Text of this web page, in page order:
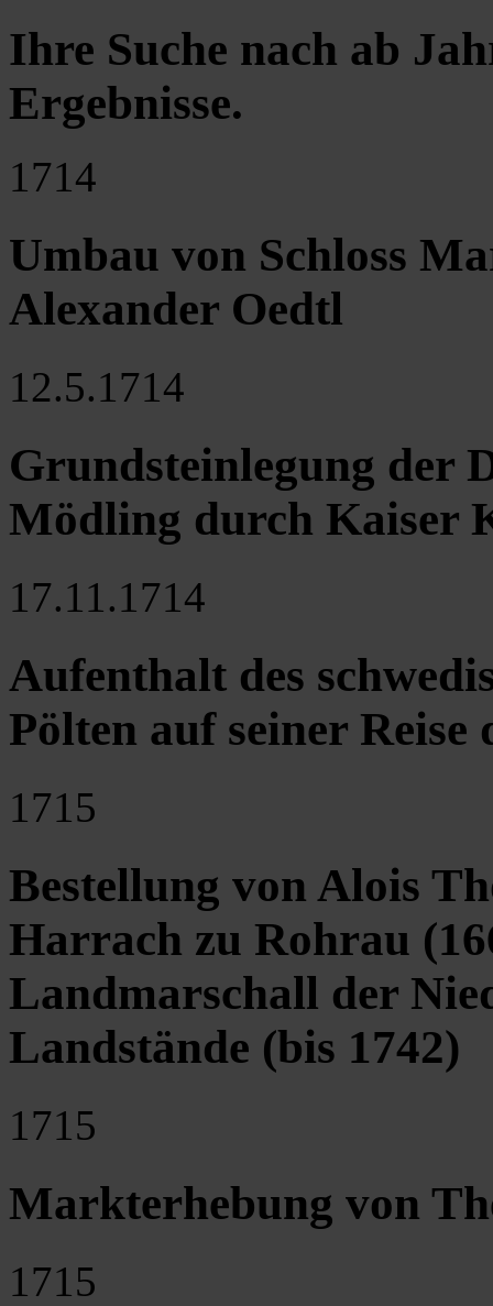
Ihre Suche nach ab
Ergebnisse.
1714
Umbau von Schloss
Alexander Oedtl
12.5.1714
Grundsteinlegung der
Mödling durch Kaiser
17.11.1714
Aufenthalt des
Pölten auf seiner
1715
Bestellung von Alois
Harrach zu Rohrau
Landmarschall der
Landstände (bis 1742)
1715
Markterhebung von
1715